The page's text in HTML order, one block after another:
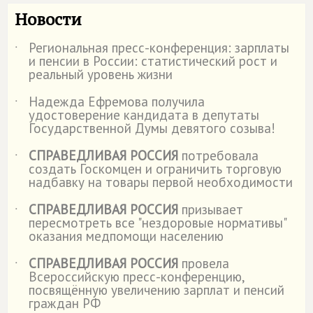
Новости
˙ Региональная пресс-конференция: зарплаты
и пенсии в России: статистический рост и
реальный уровень жизни
˙
Надежда Ефремова получила
удостоверение кандидата в депутаты
Государственной Думы девятого созыва!
˙
СПРАВЕДЛИВАЯ РОССИЯ потребовала
создать Госкомцен и ограничить торговую
надбавку на товары первой необходимости
˙
СПРАВЕДЛИВАЯ РОССИЯ призывает
пересмотреть все "нездоровые нормативы"
оказания медпомощи населению
˙
СПРАВЕДЛИВАЯ РОССИЯ провела
Всероссийскую пресс-конференцию,
посвящённую увеличению зарплат и пенсий
граждан РФ